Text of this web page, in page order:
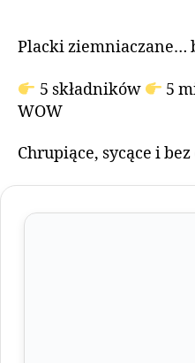
Placki ziemniaczane…
5 składników 5
WOW
Chrupiące, sycące i